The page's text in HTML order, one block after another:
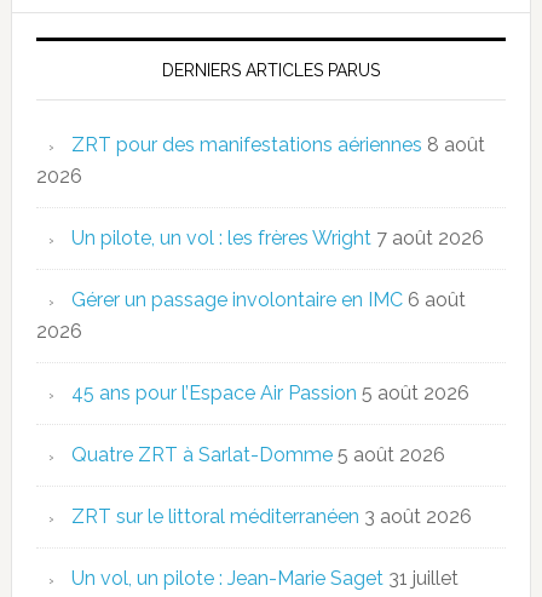
DERNIERS ARTICLES PARUS
ZRT pour des manifestations aériennes 8 août
2026
Un pilote, un vol : les frères Wright 7 août 2026
Gérer un passage involontaire en IMC 6 août
2026
45 ans pour l’Espace Air Passion 5 août 2026
Quatre ZRT à Sarlat-Domme 5 août 2026
ZRT sur le littoral méditerranéen 3 août 2026
Un vol, un pilote : Jean-Marie Saget 31 juillet